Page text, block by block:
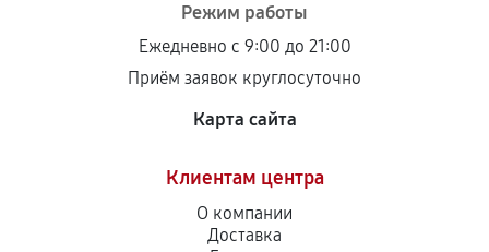
Режим работы
Ежедневно с 9:00 до 21:00
Приём заявок круглосуточно
Карта сайта
Клиентам центра
О компании
Доставка